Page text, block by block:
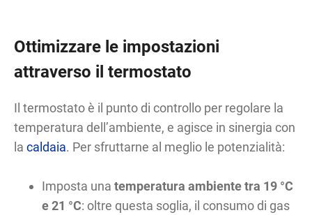
Ottimizzare le impostazioni
attraverso il termostato
Il termostato è il punto di controllo per regolare la
temperatura dell’ambiente, e agisce in sinergia con
lacaldaia. Per sfruttarne al meglio le potenzialità:
Imposta unatemperatura ambiente tra 19 °C
e 21 °C: oltre questa soglia, il consumo di gas